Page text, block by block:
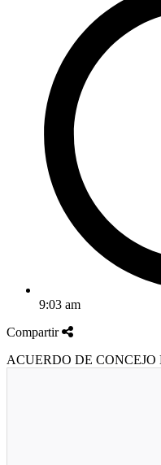
9:03 am
Compartir
ACUERDO DE